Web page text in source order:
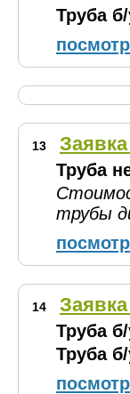
Труба
13
Труба
трубы
14
Труба
Труба